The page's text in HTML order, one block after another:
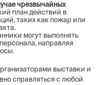
чрезвычайных
план действий в
таких как пожар или
могут выполнять
направляя
выставки и
справляться с любой